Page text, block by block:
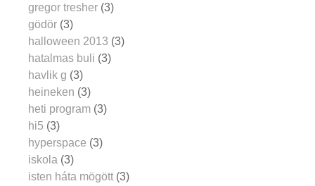
gregor tresher (3)
gödör (3)
halloween 2013 (3)
hatalmas buli (3)
havlik g (3)
heineken (3)
heti program (3)
hi5 (3)
hyperspace (3)
iskola (3)
isten háta mögött (3)